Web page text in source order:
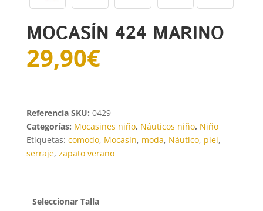
MOCASÍN 424 MARINO
29,90€
Talla
SKU: 0429
Categorías: Mocasines niño, Náuticos niño, Niño
Etiquetas: comodo, Mocasín, moda, Náutico, piel,
serraje, zapato verano